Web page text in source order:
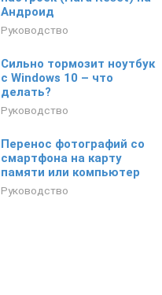
Андроид
Руководство
Сильно тормозит ноутбук
с Windows 10 – что
делать?
Руководство
Перенос фотографий со
смартфона на карту
памяти или компьютер
Руководство